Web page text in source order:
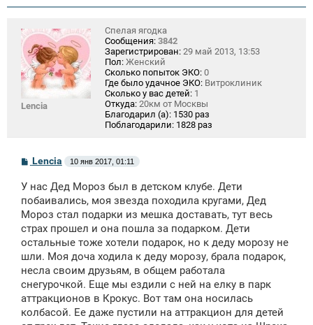
Lencia
Спелая ягодка
Сообщения: 3842
Зарегистрирован: 29 май 2013, 13:53
Пол: Женский
Сколько попыток ЭКО: 0
Где было удачное ЭКО: Витроклиник
Сколько у вас детей: 1
Откуда: 20км от Москвы
Благодарил (а): 1530 раз
Поблагодарили: 1828 раз
С
о
б
щ
н
и
е
Lencia 10 янв 2017, 01:11
У нас Дед Мороз был в детском клубе. Дети
побаивались, моя звезда походила кругами, Дед
Мороз стал подарки из мешка доставать, тут весь
страх прошел и она пошла за подарком. Дети
остальные тоже хотели подарок, но к деду морозу не
шли. Моя доча ходила к деду морозу, брала подарок,
несла своим друзьям, в общем работала
снегурочкой. Еще мы ездили с ней на елку в парк
аттракционов в Крокус. Вот там она носилась
колбасой. Ее даже пустили на аттракцион для детей